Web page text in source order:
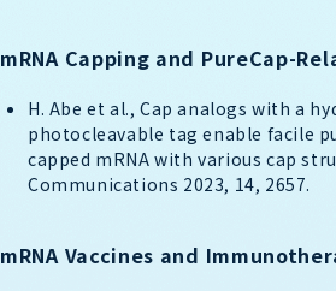
mRNA Capping and PureCap-
H. Abe et al., Cap analogs with a
photocleavable tag enable facile
capped mRNA with various cap
Communications 2023, 14, 2657.
mRNA Vaccines and